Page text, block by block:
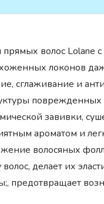
волос Lolane
локонов
сглаживание и
завивки,
ароматом и
волосяных
волос, делает их
предотвращает